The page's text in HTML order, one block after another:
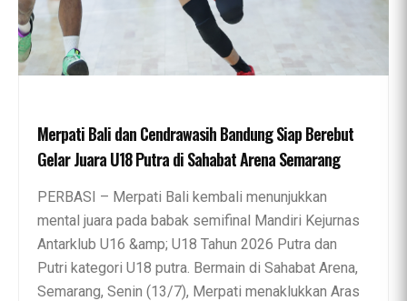
Merpati Bali dan Cendrawasih Bandung Siap Berebut
Gelar Juara U18 Putra di Sahabat Arena Semarang
PERBASI – Merpati Bali kembali menunjukkan
mental juara pada babak semifinal Mandiri Kejurnas
Antarklub U16 &amp; U18 Tahun 2026 Putra dan
Putri kategori U18 putra. Bermain di Sahabat Arena,
Semarang, Senin (13/7), Merpati menaklukkan Aras